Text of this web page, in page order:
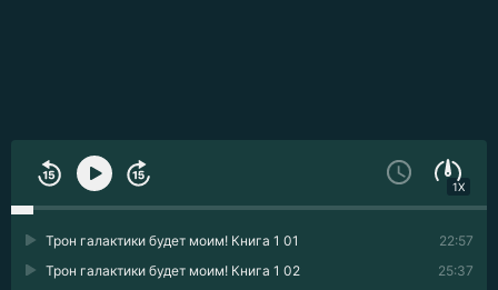
1X
22:57
Трон галактики будет моим! Книга 1 01
25:37
Трон галактики будет моим! Книга 1 02